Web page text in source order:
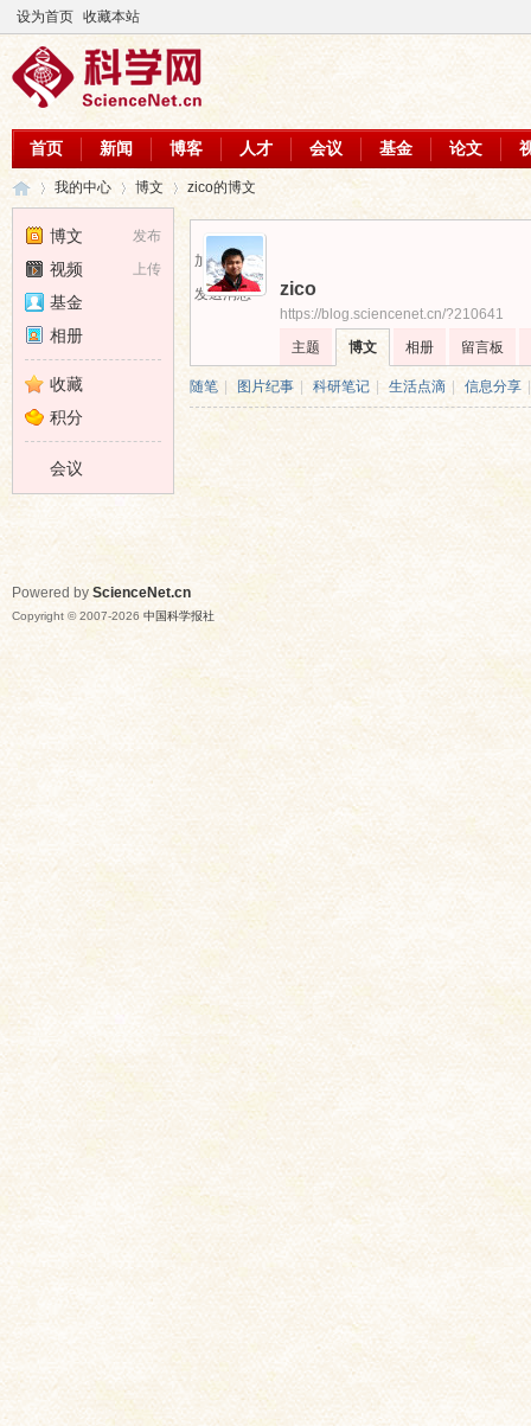
设为首页 收藏本站
首页 新闻 博客 人才 会议 基金 论文
›
我的中心 博文 zico的博文
加为好友
发送消息
zico
https://blog.sciencenet.cn/?210641
主题
博文 相册 留言板
随笔 图片纪事 科研笔记 生活点滴 | 信息分享
发布
博文
上传
视频
基金
相册
收藏
积分
会议
Powered by ScienceNet.cn
Copyright © 2007-2026 中国科学报社